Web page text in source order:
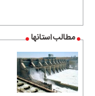
مطالب استانها